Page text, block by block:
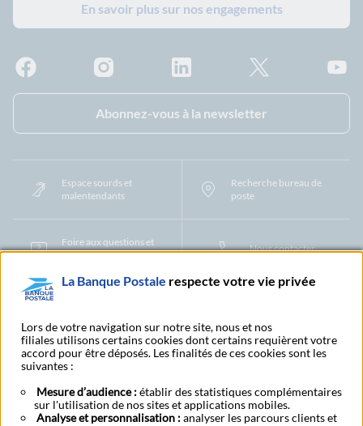
En savoir plus sur nos engagements
Abonnez-vous à la newsletter
Espace sourds et
malentendants
Recherche bureau de
poste
Foire aux questions et
centre d'aide
Nous contacter
Protection des Données à Caractère PersonnelFiliales et partenaires
CookiesGestion des cookiesActualiser vos informations
Contestation et réclamation Coordonnées Centres Financiers
Alertes fraudes et points de vigilance Actualités réglementaires CGU
Aide navigateur et systèmes d'exploitation
Vider le cache de votre navigateurLexique Aide et accessibilité
La Banque Postale respecte votre vie privée
Lors de votre navigation sur notre site, nous et nos
filiales utilisons certains cookies dont certains requièrent votre
accord pour être déposés. Les finalités de ces cookies sont les
suivantes :
Mesure d’audience :établir des statistiques complémentaires
sur l'utilisation de nos sites et applications mobiles.
Analyse et personnalisation :analyser les parcours clients et